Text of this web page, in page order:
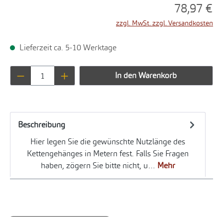
78,97 €
zzgl. MwSt. zzgl. Versandkosten
Lieferzeit ca. 5-10 Werktage
Produkt Anzahl: Gib den gewünschten
In den Warenkorb
Beschreibung
Hier legen Sie die gewünschte Nutzlänge des
Kettengehänges in Metern fest. Falls Sie Fragen
haben, zögern Sie bitte nicht, u… Mehr